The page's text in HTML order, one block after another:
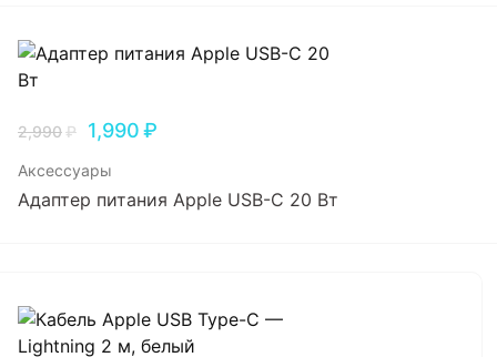
2,990₽ 1,990₽
Аксессуары
Адаптер питания Apple USB-C 20 Вт